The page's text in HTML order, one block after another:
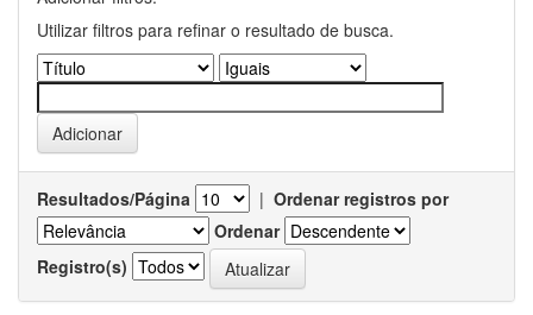
Utilizar filtros para refinar o resultado de busca.
Resultados/Página | Ordenar registros por
Ordenar
Registro(s)